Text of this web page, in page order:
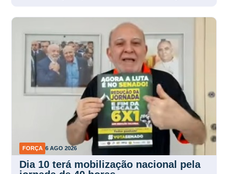
FORÇA 6 AGO 2026
Dia 10 terá mobilização nacional pela